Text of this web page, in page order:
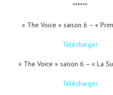
******
« The Voice » saison 6 – «
Télécharger
« The Voice » saison 6 – « La
Télécharger